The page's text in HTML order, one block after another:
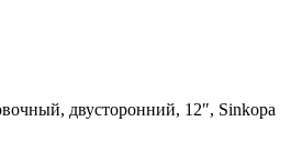
двусторонний, 12″, Sinkopa